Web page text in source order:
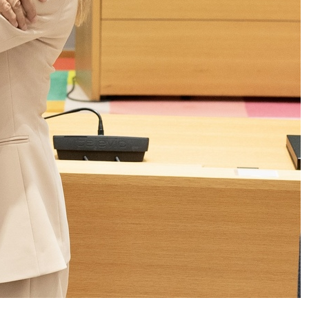
in Italia? Le ultime novità
sull’infezione
Rodri ha scelto il Barcellona, Real
Madrid beffato: quanto può costare
il trasferimento